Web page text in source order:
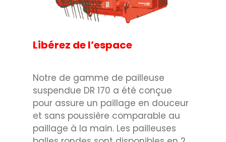
Libérez de l’espace
Notre de gamme de pailleuse
suspendue DR 170 a été conçue
pour assure un paillage en douceur
et sans poussière comparable au
paillage à la main. Les pailleuses